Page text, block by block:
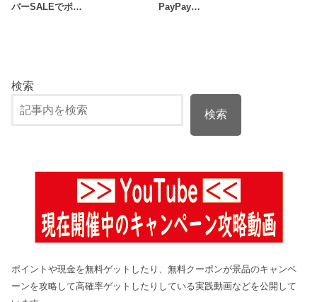
パーSALEでポ…
PayPay…
検索
検索
ポイントや現金を無料ゲットしたり、無料クーポンが景品のキャンペ
ーンを攻略して高確率ゲットしたりしている実践動画などを公開して